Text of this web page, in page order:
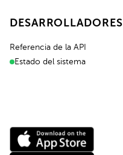
DESARROLLADORES
Referencia de la API
Estado del sistema